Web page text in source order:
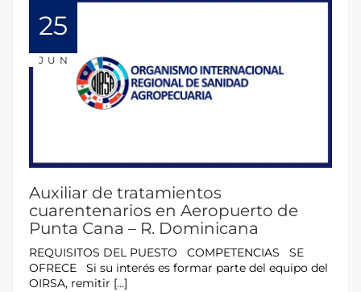
25
JUN
Auxiliar de tratamientos
cuarentenarios en Aeropuerto de
Punta Cana – R. Dominicana
REQUISITOS DEL PUESTO COMPETENCIAS SE
OFRECE Si su interés es formar parte del equipo del
OIRSA, remitir […]